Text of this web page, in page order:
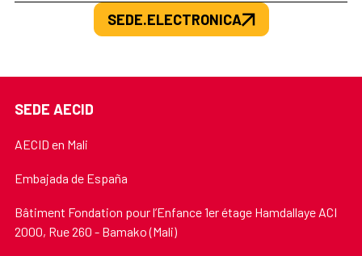
SEDE.ELECTRONICA
SEDE AECID
AECID en Mali
Embajada de España
Bâtiment Fondation pour l’Enfance 1er étage Hamdallaye ACI
2000, Rue 260 - Bamako (Mali)